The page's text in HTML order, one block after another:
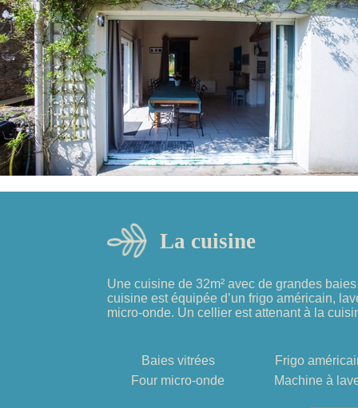
La cuisine
Une cuisine de 32m² avec de grandes
cuisine est équipée d’un frigo américain,
micro-onde. Un cellier est attenant à la
Baies vitrées
Frigo
Four micro-onde
Machine à